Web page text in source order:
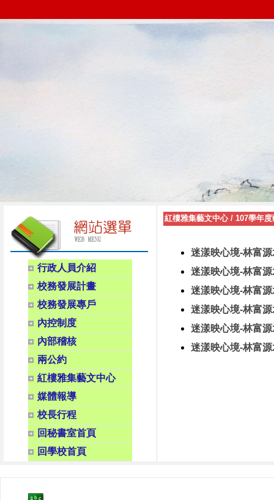
行政人員介紹
校務發展計畫
校務發展專戶
內控制度
內部稽核
兩公約
紅樓雅集藝文中心
媒體報導
校長行程
回秘書室首頁
回學校首頁
紅樓雅集藝文中心/ 107學年
迷漾映心境-林富
迷漾映心境-林富
迷漾映心境-林富
迷漾映心境-林富
迷漾映心境-林富
迷漾映心境-林富